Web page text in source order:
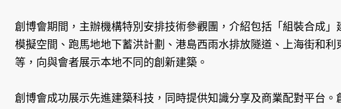
創博會期間，主辦機構特別安排技術參觀團，介紹包括「組裝合成
模擬空間、跑馬地地下蓄洪計劃、港島西雨水排放隧道、上海街和
等，向與會者展示本地不同的創新建築。
創博會成功展示先進建築科技，同時提供知識分享及商業配對平台